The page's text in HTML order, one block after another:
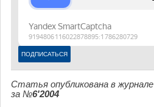
Статья опубликована в журнале
за №6'2004